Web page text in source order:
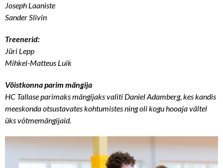
Joseph Laaniste
Sander Slivin
Treenerid:
Jüri Lepp
Mihkel-Matteus Luik
Võistkonna parim mängija
HC Tallase parimaks mängijaks valiti Daniel Adamberg, kes kandis
meeskonda otsustavates kohtumistes ning oli kogu hooaja vältel
üks võtmemängijaid.